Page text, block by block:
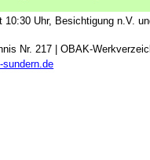
10:30 Uhr, Besichtigung n.V.
Nr. 217 |OBAK-